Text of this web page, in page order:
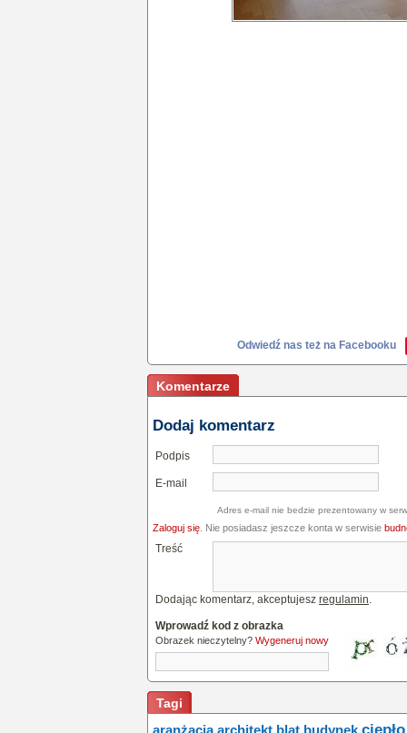
Odwiedź nas też na Facebooku
Komentarze
Dodaj komentarz
Podpis
E-mail
Adres e-mail nie bedzie prezentowany w
Zaloguj się . Nie posiadasz jeszcze konta w serwisie
Treść
Dodając komentarz, akceptujesz regulamin.
Wprowadź kod z obrazka
Obrazek nieczytelny? Wygeneruj nowy
Tagi